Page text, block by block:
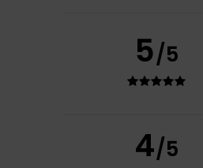
5/5
4/5